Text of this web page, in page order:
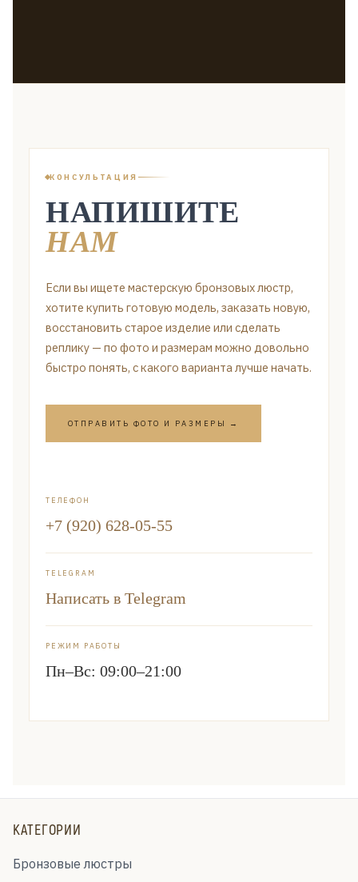
КОНСУЛЬТАЦИЯ
НАПИШИТЕ
НАМ
Если вы ищете мастерскую бронзовых люстр,
хотите купить готовую модель, заказать новую,
восстановить старое изделие или сделать
реплику — по фото и размерам можно довольно
быстро понять, с какого варианта лучше начать.
ОТПРАВИТЬ ФОТО И РАЗМЕРЫ →
ТЕЛЕФОН
+7 (920) 628-05-55
TELEGRAM
Написать в Telegram
РЕЖИМ РАБОТЫ
Пн–Вс: 09:00–21:00
КАТЕГОРИИ
Бронзовые люстры